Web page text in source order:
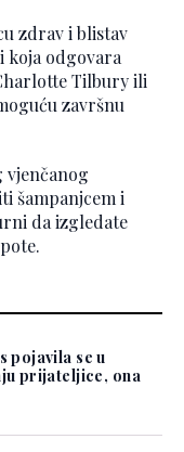
zdrav i blistav
koja odgovara
Tilbury ili
završnu
vjenčanog
šampanjcem i
da izgledate
pojavila se u
prijateljice, ona